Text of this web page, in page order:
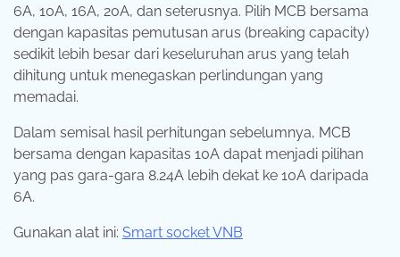
6A, 10A, 16A, 20A, dan seterusnya. Pilih MCB bersama
dengan kapasitas pemutusan arus (breaking capacity)
sedikit lebih besar dari keseluruhan arus yang telah
dihitung untuk menegaskan perlindungan yang
memadai.
Dalam semisal hasil perhitungan sebelumnya, MCB
bersama dengan kapasitas 10A dapat menjadi pilihan
yang pas gara-gara 8.24A lebih dekat ke 10A daripada
6A.
Gunakan alat ini: Smart socket VNB